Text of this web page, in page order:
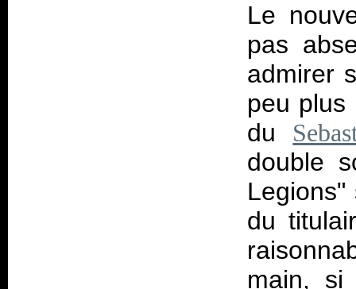
Le
pas
admirer
peu plus
du
double
Legions"
du
main,